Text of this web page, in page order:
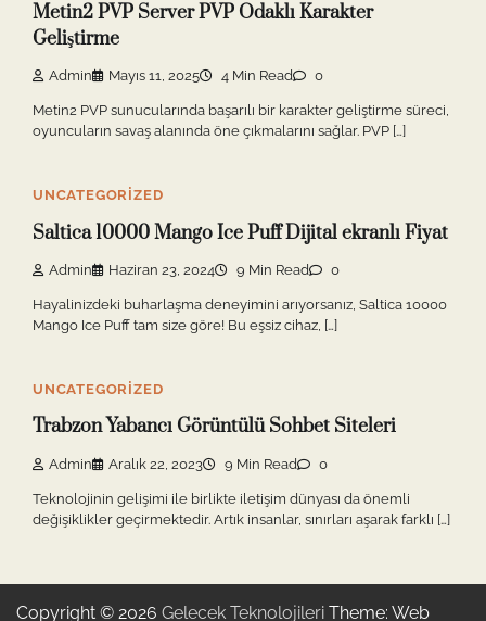
Metin2 PVP Server PVP Odaklı Karakter
Geliştirme
Admin Mayıs 11, 2025 4 Min Read 0
Metin2 PVP sunucularında başarılı bir karakter geliştirme süreci,
oyuncuların savaş alanında öne çıkmalarını sağlar. PVP […]
UNCATEGORIZED
Saltica 10000 Mango Ice Puff Dijital ekranlı Fiyat
Admin Haziran 23, 2024 9 Min Read 0
Hayalinizdeki buharlaşma deneyimini arıyorsanız, Saltica 10000
Mango Ice Puff tam size göre! Bu eşsiz cihaz, […]
UNCATEGORIZED
Trabzon Yabancı Görüntülü Sohbet Siteleri
Admin Aralık 22, 2023 9 Min Read 0
Teknolojinin gelişimi ile birlikte iletişim dünyası da önemli
değişiklikler geçirmektedir. Artık insanlar, sınırları aşarak farklı […]
Copyright © 2026 Gelecek Teknolojileri Theme: Web